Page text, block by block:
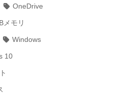
OneDrive
メモリ
Windows
10